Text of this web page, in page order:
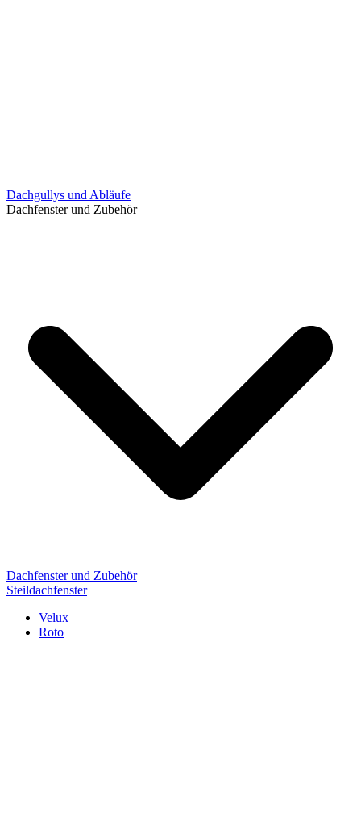
Dachgullys und Abläufe
Dachfenster und Zubehör
Dachfenster und Zubehör
Steildachfenster
Velux
Roto